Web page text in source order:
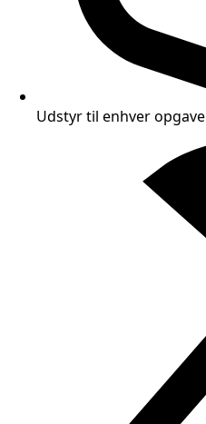
Udstyr til enhver opgave